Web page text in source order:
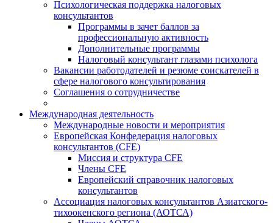
Психологическая поддержка налоговых
консультантов
Программы в зачет баллов за
профессиональную активность
Дополнительные программы
Налоговый консультант глазами психолога
Вакансии работодателей и резюме соискателей в
сфере налогового консультирования
Соглашения о сотрудничестве
Международная деятельность
Международные новости и мероприятия
Европейская Конфедерация налоговых
консультантов (CFE)
Миссия и структура CFE
Члены CFE
Европейский справочник налоговых
консультантов
Ассоциация налоговых консультантов Азиатского-
тихоокенского региона (АОТСА)